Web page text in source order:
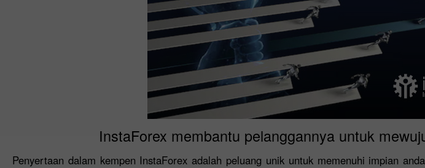
InstaForex membantu pelanggannya untuk
Penyertaan dalam kempen InstaForex adalah peluang unik untuk memenuhi impian